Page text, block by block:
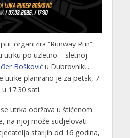
organizira “Runway Run”,
utrku po uzletno – sletnoj
Bošković u Dubrovniku.
utrke planirano je za petak, 7.
17:30 sati.
utrka održava u štićenom
na njoj može sudjelovati
starijih od 16 godina,